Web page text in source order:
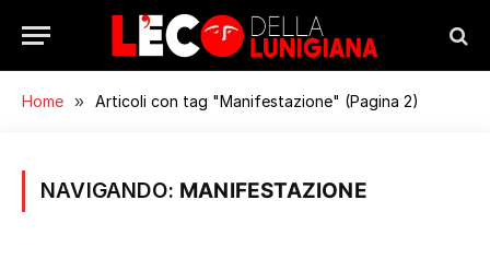
Home » Articoli con tag "Manifestazione" (Pagina 2)
NAVIGANDO: MANIFESTAZIONE